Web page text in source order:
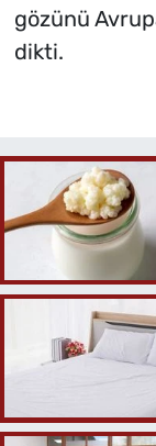
gözünü
dikti.